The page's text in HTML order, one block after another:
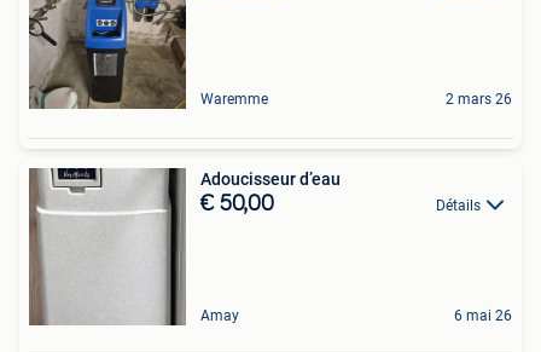
Waremme 2 mars 26
Adoucisseur d’eau
€ 50,00 Détails
Amay 6 mai 26